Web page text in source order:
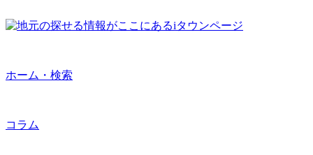
ホーム・検索
コラム